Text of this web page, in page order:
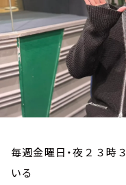
毎週金曜日・夜２３時
いる